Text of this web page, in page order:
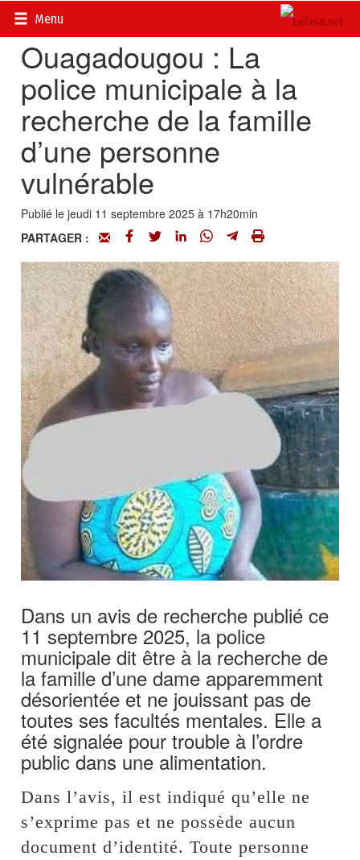
Menu
Accueil>
Ouagadougou : La
police municipale à la
recherche de la famille
d’une personne
vulnérable
Publié le jeudi 11 septembre 2025 à 17h20min
PARTAGER :
Dans un avis de recherche publié ce
11 septembre 2025, la police
municipale dit être à la recherche de
la famille d’une dame apparemment
désorientée et ne jouissant pas de
toutes ses facultés mentales. Elle a
été signalée pour trouble à l’ordre
public dans une alimentation.
Dans l’avis, il est indiqué qu’elle ne
s’exprime pas et ne possède aucun
document d’identité. Toute personne